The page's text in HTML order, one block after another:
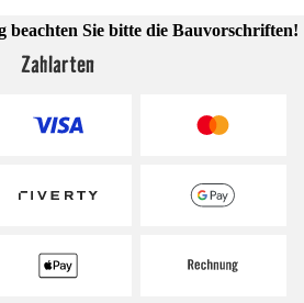
beachten Sie bitte die Bauvorschriften!
Zahlarten